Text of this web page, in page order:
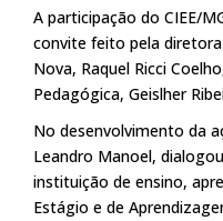
A participação do CIEE/
convite feito pela
Nova, Raquel Ricci
Pedagógica, Geislher
No desenvolvimento da
Leandro Manoel,
instituição de ensino,
Estágio e de